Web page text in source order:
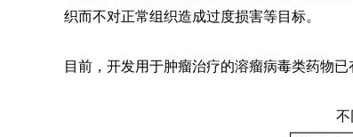
织而不对正常组织造成过度损害等目标。
目前，开发用于肿瘤治疗的溶瘤病毒类药物
不